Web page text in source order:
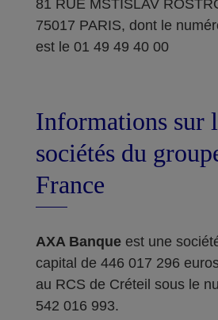
81 RUE MSTISLAV
75017 PARIS, dont le
est le 01 49 49 40 00
Informations sur
sociétés du
France
AXA Banque est une
capital de 446 017 296
au RCS de Créteil sous le
542 016 993.